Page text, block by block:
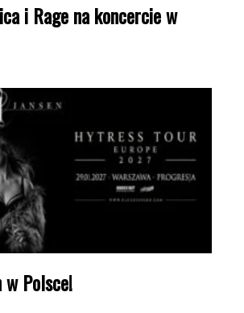
i Rage na koncercie w
w Polsce!